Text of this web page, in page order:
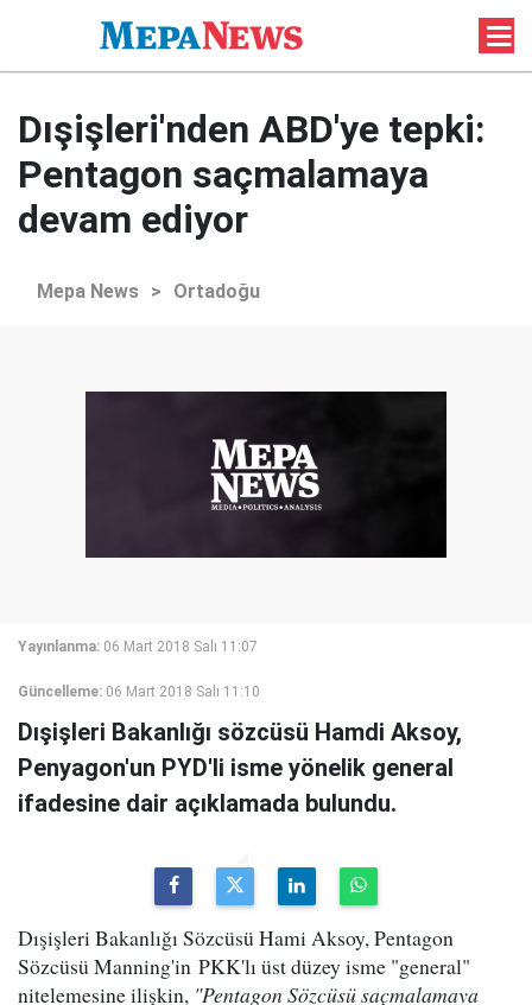
Dışişleri'nden ABD'ye tepki:
Pentagon saçmalamaya
devam ediyor
Mepa News > Ortadoğu
Yayınlanma: 06 Mart 2018 Salı 11:07
Güncelleme: 06 Mart 2018 Salı 11:10
Dışişleri Bakanlığı sözcüsü Hamdi Aksoy,
Penyagon'un PYD'li isme yönelik general
ifadesine dair açıklamada bulundu.
Dışişleri Bakanlığı Sözcüsü Hami Aksoy, Pentagon
Sözcüsü Manning'in PKK'lı üst düzey isme "general"
nitelemesine ilişkin, "Pentagon Sözcüsü saçmalamaya